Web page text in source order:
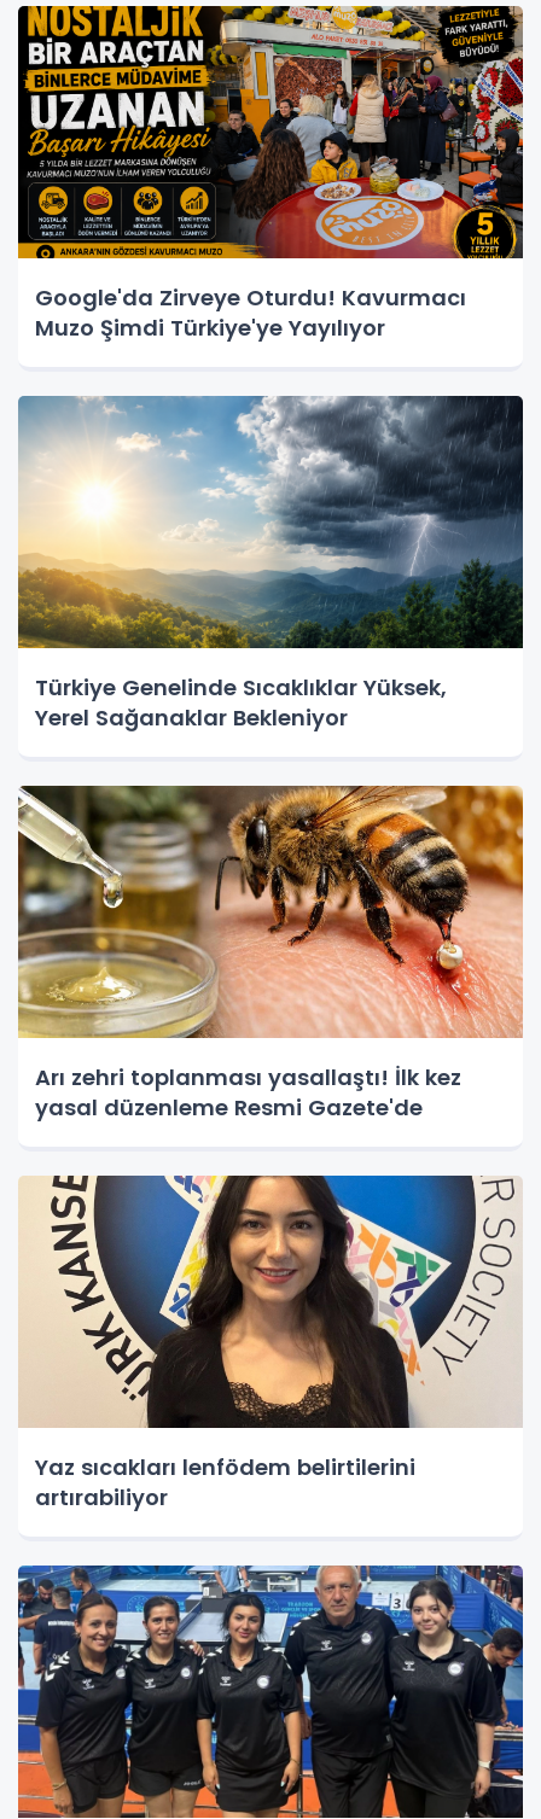
Google'da Zirveye Oturdu! Kavurmacı
Muzo Şimdi Türkiye'ye Yayılıyor
Türkiye Genelinde Sıcaklıklar Yüksek,
Yerel Sağanaklar Bekleniyor
Arı zehri toplanması yasallaştı! İlk kez
yasal düzenleme Resmi Gazete'de
Yaz sıcakları lenfödem belirtilerini
artırabiliyor